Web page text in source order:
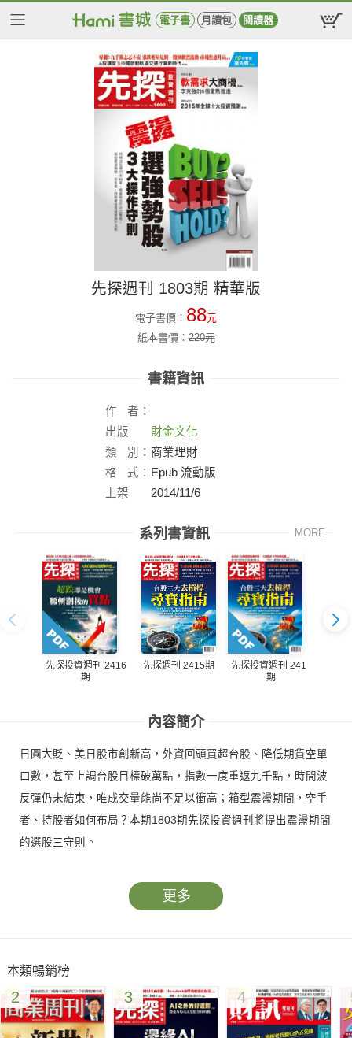
電子書 月讀包 閱讀器
先探週刊 1803期 精華版
電子書價： 88元
紙本書價：220元
書籍資訊
作
者：
出版
社：
財金文化
類
別： 商業理財
格
式： Epub 流動版
上架
2014/11/6
系列書資訊 MORE
先探投資週刊 2416
期
先探週刊 2415期
先探投資週刊 2415
期
內容簡介
日圓大貶、美日股市創新高，外資回頭買超台股、降低期貨空單
口數，甚至上調台股目標破萬點，指數一度重返九千點，時間波
反彈仍未結束，唯成交量能尚不足以衝高；箱型震盪期間，空手
者、持股者如何布局？本期1803期先探投資週刊將提出震盪期間
的選股三守則。
更多
本類暢銷榜
2 3 4